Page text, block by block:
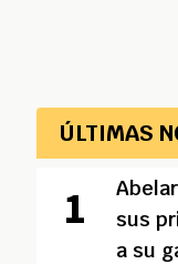
ÚLTIMAS
sus
a su